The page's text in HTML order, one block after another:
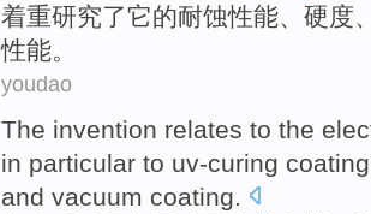
着重研究了它的耐蚀性能、 硬度
性能。
youdao
The invention relates to the
in particular to uv-curing coating
and vacuum coating